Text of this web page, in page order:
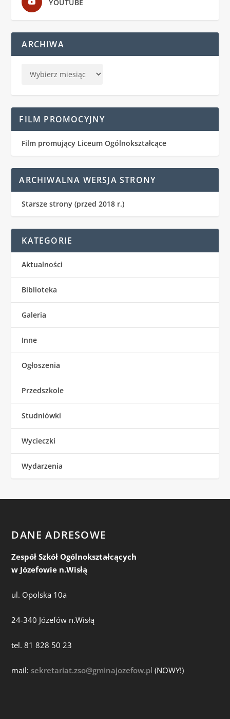
YOUTUBE
ARCHIWA
FILM PROMOCYJNY
Film promujący Liceum Ogólnokształcące
ARCHIWALNA WERSJA STRONY
Starsze strony (przed 2018 r.)
KATEGORIE
Aktualności
Biblioteka
Galeria
Inne
Ogłoszenia
Przedszkole
Studniówki
Wycieczki
Wydarzenia
DANE ADRESOWE
Zespół Szkół Ogólnokształcących
w Józefowie n.Wisłą
ul. Opolska 10a
24-340 Józefów n.Wisłą
tel. 81 828 50 23
mail:sekretariat.zso@gminajozefow.pl (NOWY!)